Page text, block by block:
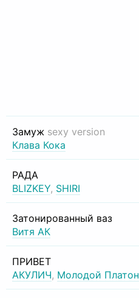
Замуж sexy version
Клава Кока
РАДА
BLIZKEY, SHIRI
Затонированный ваз
Витя АК
ПРИВЕТ
АКУЛИЧ, Молодой Платон